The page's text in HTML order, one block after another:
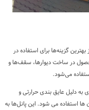
گزینه‌ها برای استفاده در
در ساخت دیوارها، سقف‌ها و
می‌شود.
به دلیل عایق بندی حرارتی و
استفاده می شود. این پانل‌ها به